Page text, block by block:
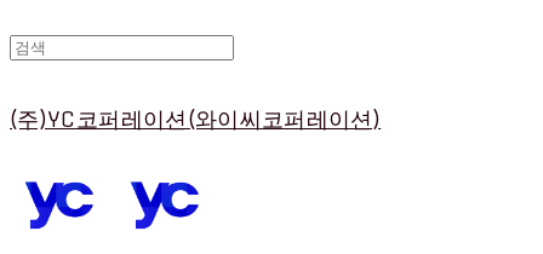
(주)YC코퍼레이션(와이씨코퍼레이션)